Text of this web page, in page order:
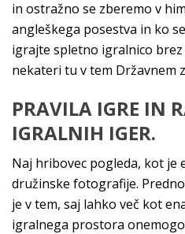
in ostražno se zberemo v
angleškega posestva in ko
igrajte spletno igralnico brez
nekateri tu v tem Državnem
PRAVILA IGRE IN
IGRALNIH IGER.
Naj hribovec pogleda, kot je
družinske fotografije.
je v tem, saj lahko več kot
igralnega prostora